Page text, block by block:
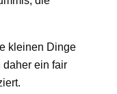
kleinen Dinge
daher ein fair